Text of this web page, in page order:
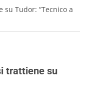
Tudor: “Tecnico a
trattiene su